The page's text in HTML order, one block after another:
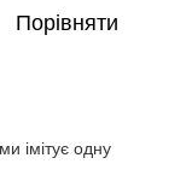
Порівняти
імітує одну